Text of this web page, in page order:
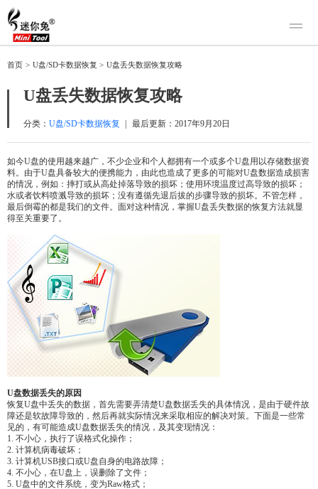
产品
迷你兔分区向导
下载
购买
帮助中心
关于我们
联系我们
首页 > U盘/SD卡数据恢复 > U盘丢失数据恢复攻略
U盘丢失数据恢复攻略
分类： U盘/SD卡数据恢复 最后更新： 2017年9月20日
如今U盘的使用越来越广，不少企业和个人都拥有一个或多个U盘用以存储数据资
料。由于U盘具备较大的便携能力，由此也造成了更多的可能对U盘数据造成损害
的情况，例如：摔打或从高处掉落导致的损坏；使用环境温度过高导致的损坏；
水或者饮料喷溅导致的损坏；没有遵循先退后拔的步骤导致的损坏。不管怎样，
最后倒霉的都是我们的文件。面对这种情况，掌握U盘丢失数据的恢复方法就显
得至关重要了。
U盘数据丢失的原因
恢复U盘中丢失的数据，首先需要弄清楚U盘数据丢失的具体情况，是由于硬件故
障还是软故障导致的，然后再就实际情况来采取相应的解决对策。下面是一些常
见的，有可能造成U盘数据丢失的情况，及其变现情况：
1. 不小心，执行了误格式化操作；
2. 计算机病毒破坏；
3. 计算机USB接口或U盘自身的电路故障；
4. 不小心，在U盘上，误删除了文件；
5. U盘中的文件系统，变为Raw格式；